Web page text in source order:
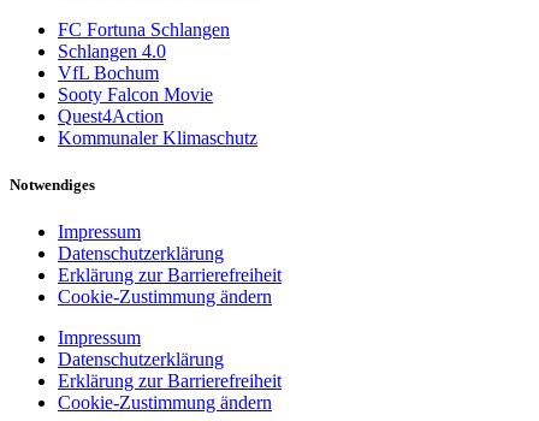
FC Fortuna Schlangen
Schlangen 4.0
VfL Bochum
Sooty Falcon Movie
Quest4Action
Kommunaler Klimaschutz
Notwendiges
Impressum
Datenschutzerklärung
Erklärung zur Barrierefreiheit
Cookie-Zustimmung ändern
Impressum
Datenschutzerklärung
Erklärung zur Barrierefreiheit
Cookie-Zustimmung ändern